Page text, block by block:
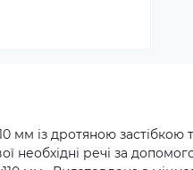
мм із дротяною
необхідні речі за